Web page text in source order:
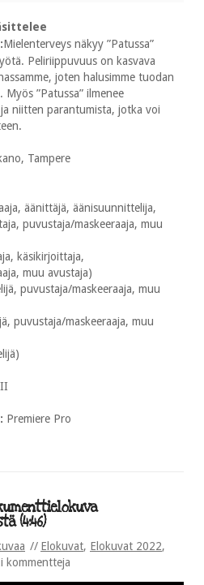
Mielenterveys näkyy ”Patussa”
Peliriippuvuus on kasvava
joten halusimme tuodan
”Patussa” ilmenee
niitten parantumista, jotka voi
Tampere
äänittäjä, äänisuunnittelija,
puvustaja/maskeeraaja, muu
käsikirjoittaja,
muu avustaja)
puvustaja/maskeeraaja, muu
puvustaja/maskeeraaja, muu
Premiere Pro
(4:46)
Elokuvat, Elokuvat 2022,
kommentteja